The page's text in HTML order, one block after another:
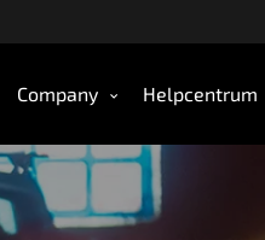
Company Helpcentrum